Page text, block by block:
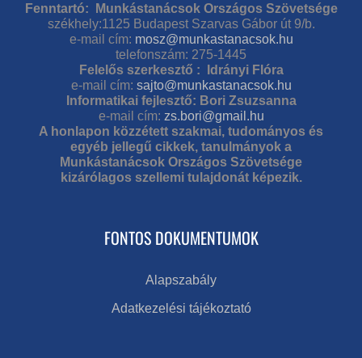
Fenntartó: Munkástanácsok Országos Szövetsége
székhely:1125 Budapest Szarvas Gábor út 9/b.
e-mail cím: mosz@munkastanacsok.hu
telefonszám: 275-1445
Felelős szerkesztő : Idrányi Flóra
e-mail cím: sajto@munkastanacsok.hu
Informatikai fejlesztő: Bori Zsuzsanna
e-mail cím: zs.bori@gmail.hu
A honlapon közzétett szakmai, tudományos és
egyéb jellegű cikkek, tanulmányok a
Munkástanácsok Országos Szövetsége
kizárólagos szellemi tulajdonát képezik.
FONTOS DOKUMENTUMOK
Alapszabály
Adatkezelési tájékoztató